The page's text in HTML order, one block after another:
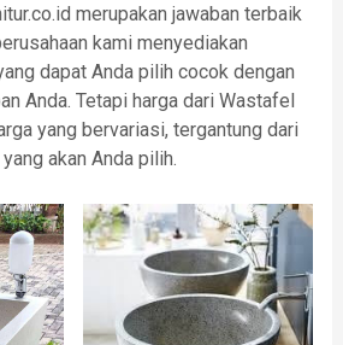
merupakan jawaban terbaik
kami menyediakan
dapat Anda pilih cocok dengan
Anda. Tetapi harga dari Wastafel
yang bervariasi, tergantung dari
akan Anda pilih.